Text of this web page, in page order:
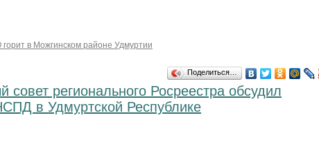
в Можгинском районе Удмуртии
Поделиться…
совет регионального Росреестра обсудил
в Удмуртской Республике